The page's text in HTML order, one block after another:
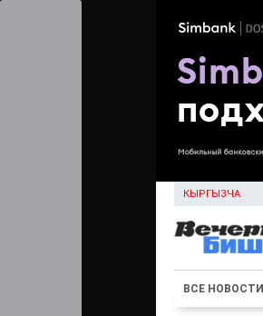
КЫРГЫЗЧА
ВСЕ НОВОСТИ